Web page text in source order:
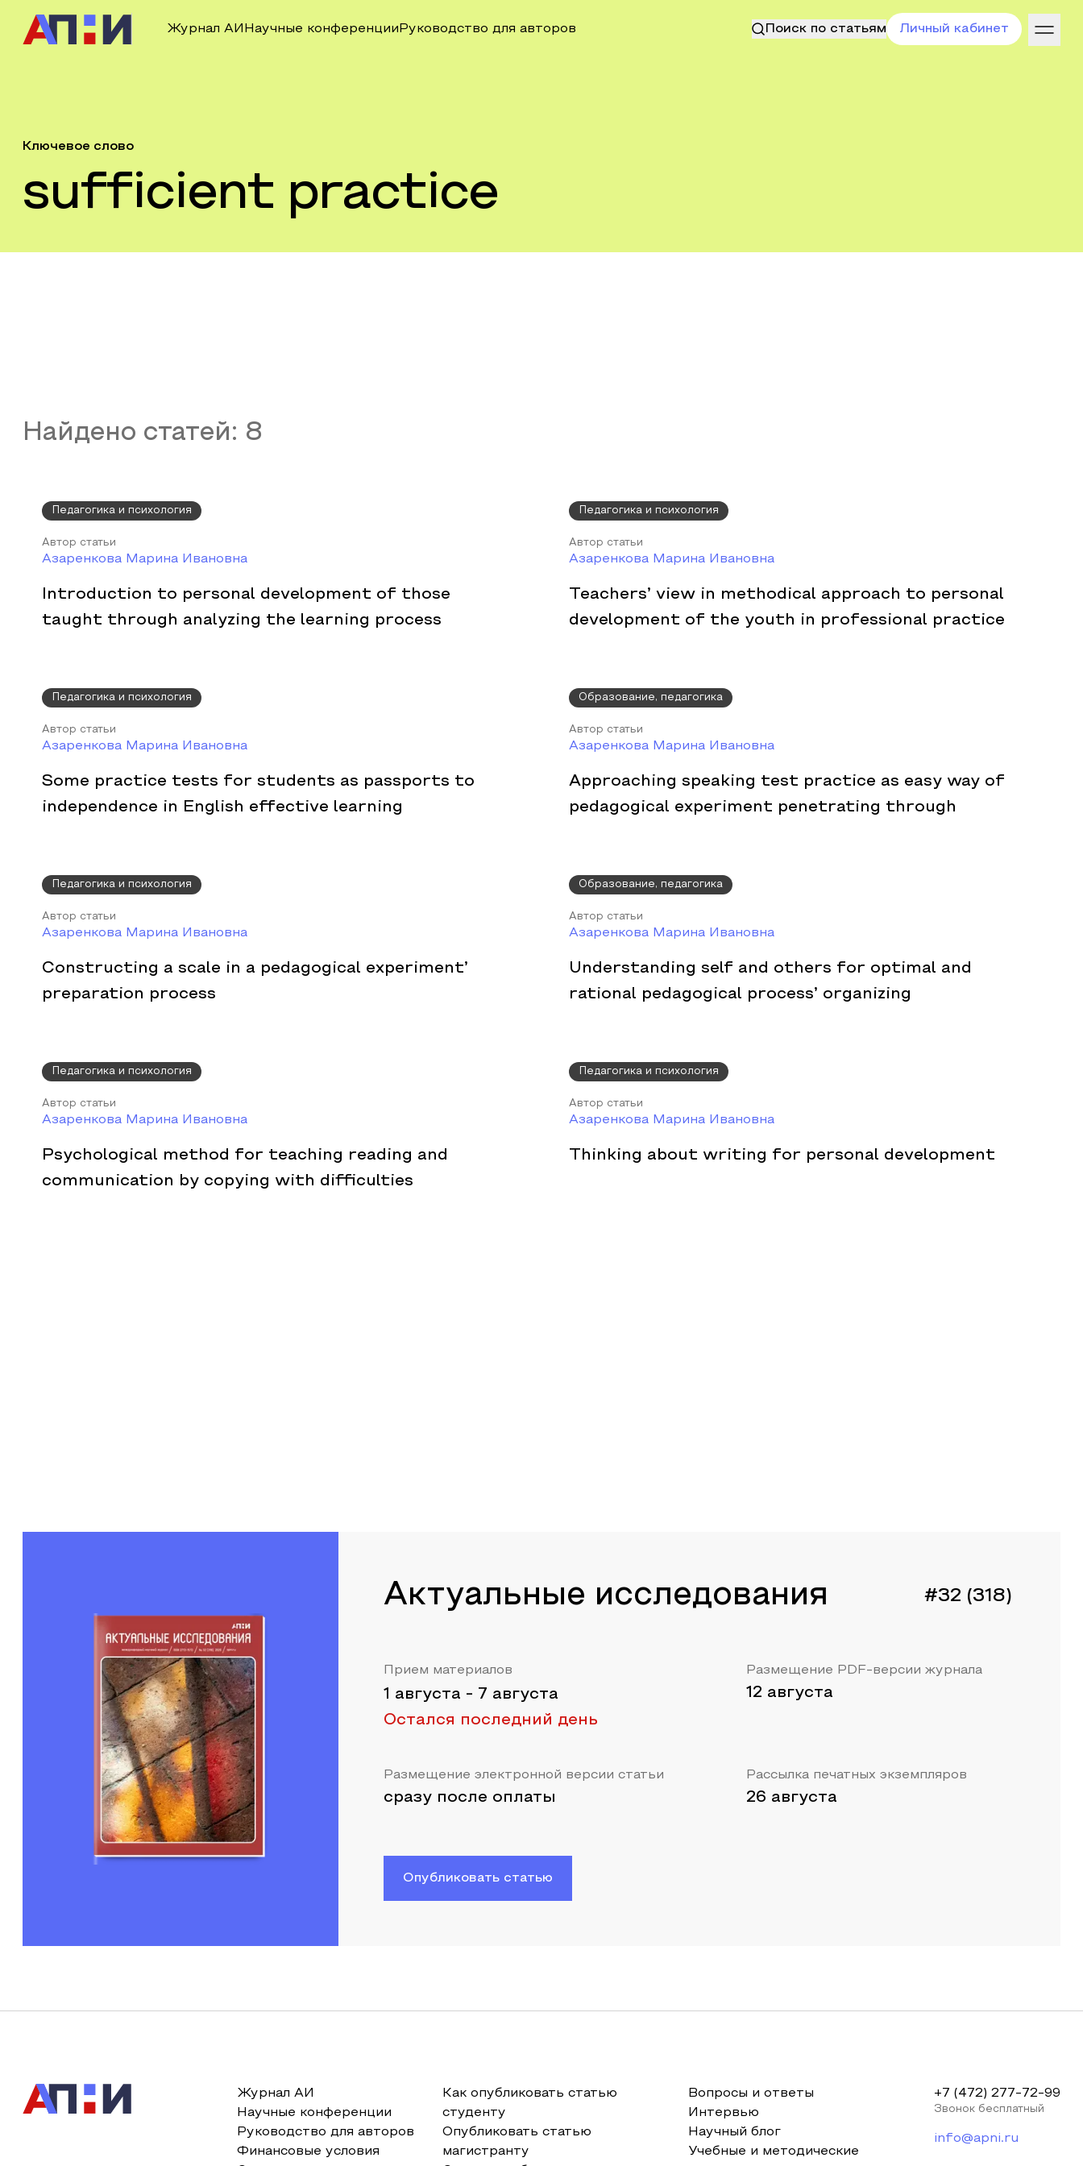
Журнал АИ Научные конференции Руководство для авторов Поиск по статьям Личный кабинет
Ключевое слово
sufficient practice
Найдено статей: 8
Педагогика и психология
Автор статьи
Азаренкова Марина Ивановна
Introduction to personal development of those
taught through analyzing the learning process
Педагогика и психология
Автор статьи
Азаренкова Марина Ивановна
Teachers’ view in methodical approach to personal
development of the youth in professional practice
Педагогика и психология
Автор статьи
Азаренкова Марина Ивановна
Some practice tests for students as passports to
independence in English effective learning
Образование, педагогика
Автор статьи
Азаренкова Марина Ивановна
Approaching speaking test practice as easy way of
pedagogical experiment penetrating through
Педагогика и психология
Автор статьи
Азаренкова Марина Ивановна
Constructing a scale in a pedagogical experiment’
preparation process
Образование, педагогика
Автор статьи
Азаренкова Марина Ивановна
Understanding self and others for optimal and
rational pedagogical process’ organizing
Педагогика и психология
Автор статьи
Азаренкова Марина Ивановна
Psychological method for teaching reading and
communication by copying with difficulties
Педагогика и психология
Автор статьи
Азаренкова Марина Ивановна
Thinking about writing for personal development
Актуальные исследования #32 (318)
Прием материалов
1 августа - 7 августа
Остался последний день
Размещение PDF-версии журнала
12 августа
Размещение электронной версии статьи
сразу после оплаты
Рассылка печатных экземпляров
26 августа
Опубликовать статью
Журнал АИ
Научные конференции
Руководство для авторов
Финансовые условия
Как опубликовать статью
студенту
Опубликовать статью
магистранту
Вопросы и ответы
Интервью
Научный блог
Учебные и методические
+7 (472) 277-72-99
Звонок бесплатный
info@apni.ru